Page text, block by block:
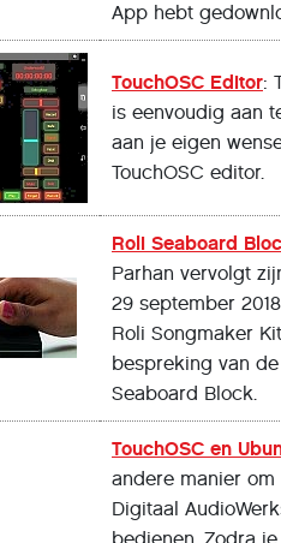
App hebt
TouchOSC Editor:
is eenvoudig aan
aan je eigen
TouchOSC editor.
Roli Seaboard
Parhan vervolgt
29 september
Roli Songmaker
bespreking van
Seaboard Block.
TouchOSC en
andere manier om
Digitaal